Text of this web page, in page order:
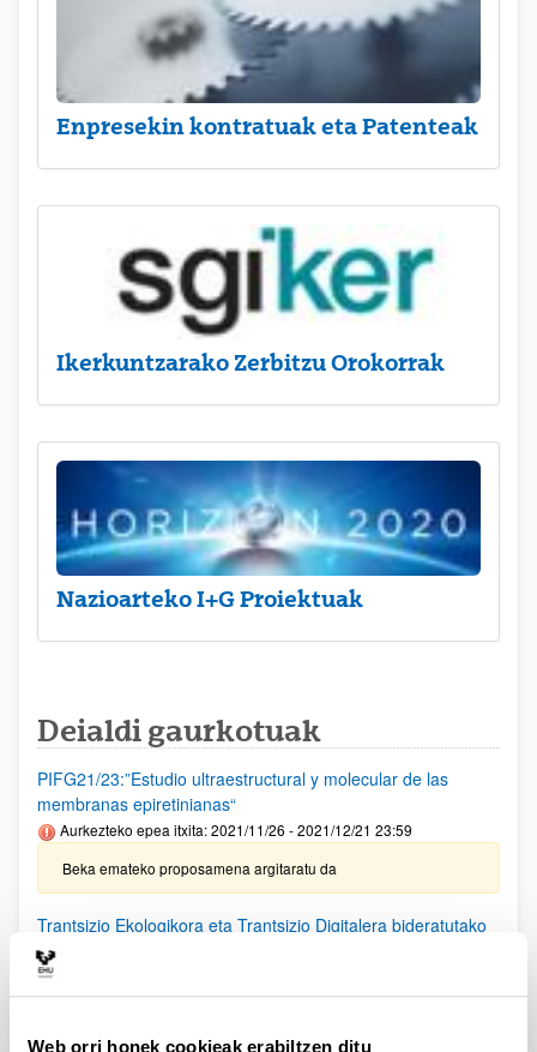
Web orri honek cookieak erabiltzen ditu
Enpresekin kontratuak eta Patenteak
Ikerkuntzarako Zerbitzu Orokorrak
Nazioarteko I+G Proiektuak
Deialdi gaurkotuak
PIFG21/23:”Estudio ultraestructural y molecular de las
membranas epiretinianas“
Aurkezteko epea itxita: 2021/11/26 - 2021/12/21 23:59
Beka emateko proposamena argitaratu da
Trantsizio Ekologikora eta Trantsizio Digitalera bideratutako
proiektu estrategikoetarako laguntzak